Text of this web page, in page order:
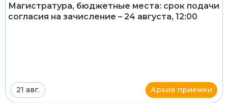
Магистратура, бюджетные места: срок подачи
согласия на зачисление – 24 августа, 12:00
21 авг. Архив приемки